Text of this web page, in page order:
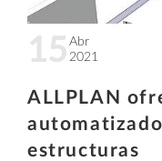
15 Abr
2021
ALLPLAN
estructuras